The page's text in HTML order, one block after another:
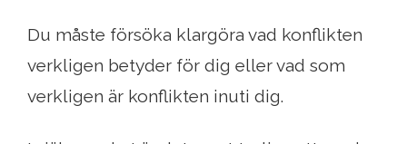
Du måste försöka klargöra vad konflikten
verkligen betyder för dig eller vad som
verkligen är konflikten inuti dig.